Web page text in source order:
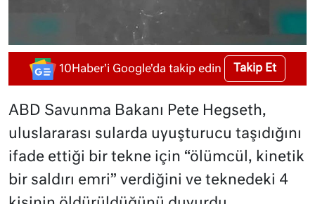
10Haber'i Google'da takip edin Takip Et
ABD Savunma Bakanı Pete Hegseth,
uluslararası sularda uyuşturucu taşıdığını
ifade ettiği bir tekne için “ölümcül, kinetik
bir saldırı emri” verdiğini ve teknedeki 4